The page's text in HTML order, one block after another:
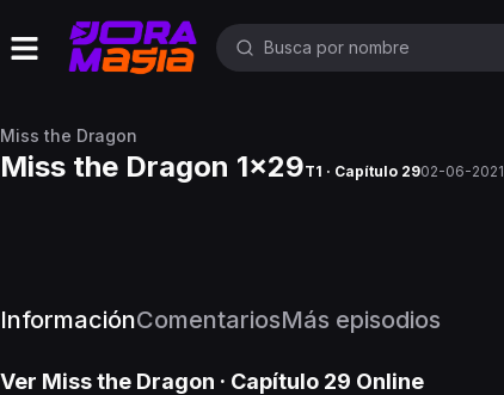
Miss the Dragon
Miss the Dragon 1x29T1 · Capítulo 2902-06-2021
InformaciónComentariosMás episodios
Ver Miss the Dragon · Capítulo 29 Online